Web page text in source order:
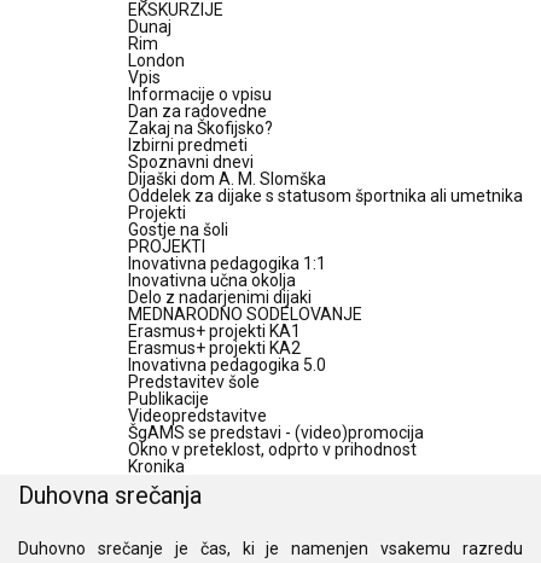
EKSKURZIJE
Dunaj
Rim
London
Vpis
Informacije o vpisu
Dan za radovedne
Zakaj na Škofijsko?
Izbirni predmeti
Spoznavni dnevi
Dijaški dom A. M. Slomška
Oddelek za dijake s statusom športnika ali umetnika
Projekti
Gostje na šoli
PROJEKTI
Inovativna pedagogika 1:1
Inovativna učna okolja
Delo z nadarjenimi dijaki
MEDNARODNO SODELOVANJE
Erasmus+ projekti KA1
Erasmus+ projekti KA2
Inovativna pedagogika 5.0
Predstavitev šole
Publikacije
Videopredstavitve
ŠgAMS se predstavi - (video)promocija
Okno v preteklost, odprto v prihodnost
Kronika
Duhovna srečanja
Duhovno srečanje je čas, ki je namenjen vsakemu razredu